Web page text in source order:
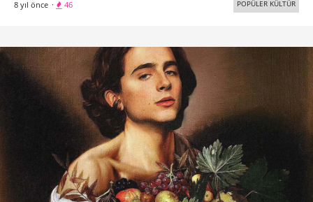
8 yıl önce · 46 POPÜLER KÜLTÜR